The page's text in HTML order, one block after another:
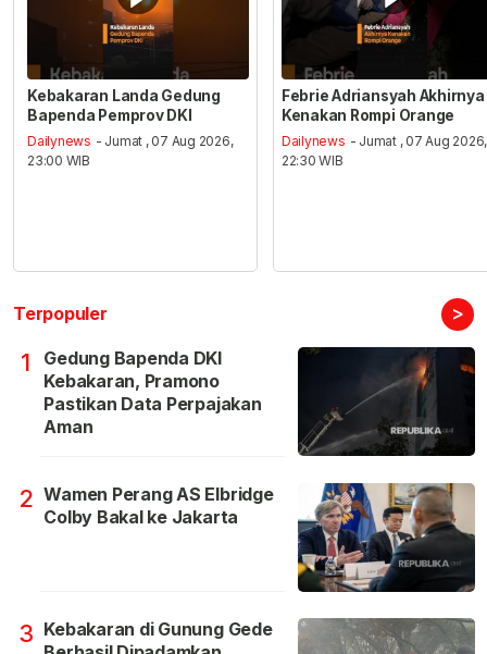
Kebakaran Landa Gedung
Bapenda Pemprov DKI
Dailynews - Jumat , 07 Aug 2026,
23:00 WIB
Febrie Adriansyah Akhirnya
Kenakan Rompi Orange
Dailynews - Jumat , 07 Aug 2026,
22:30 WIB
Terpopuler >
1
Gedung Bapenda DKI
Kebakaran, Pramono
Pastikan Data Perpajakan
Aman
2 Wamen Perang AS Elbridge
Colby Bakal ke Jakarta
3 Kebakaran di Gunung Gede